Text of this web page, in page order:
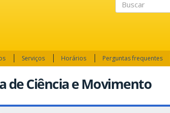
Serviços Horários Perguntas frequentes
de Ciência e Movimento